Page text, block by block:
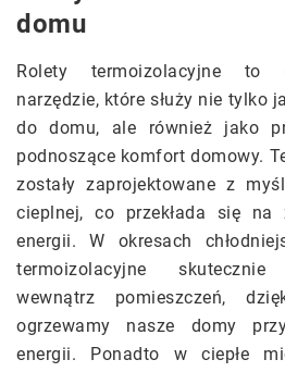
domu
Rolety termoizolacyjne to
narzędzie, które służy nie tylko
do domu, ale również jako
podnoszące komfort domowy.
zostały zaprojektowane z
cieplnej, co przekłada się na
energii. W okresach
termoizolacyjne
wewnątrz pomieszczeń,
ogrzewamy nasze domy
energii. Ponadto w ciepłe